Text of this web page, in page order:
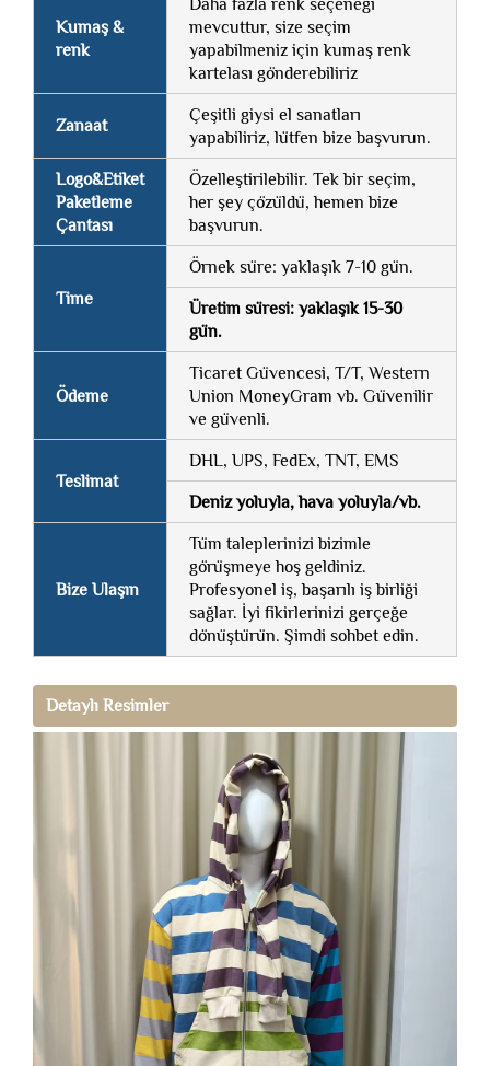
Kumaş &
renk
Daha fazla renk seçeneği
mevcuttur, size seçim
yapabilmeniz için kumaş renk
kartelası gönderebiliriz
Zanaat
Çeşitli giysi el sanatları
yapabiliriz, lütfen bize başvurun.
Logo&Etiket
Paketleme
Çantası
Özelleştirilebilir. Tek bir seçim,
her şey çözüldü, hemen bize
başvurun.
Time
Örnek süre: yaklaşık 7-10 gün.
Üretim süresi: yaklaşık 15-30
gün.
Ödeme
Ticaret Güvencesi, T/T, Western
Union MoneyGram vb. Güvenilir
ve güvenli.
Teslimat
DHL, UPS, FedEx, TNT, EMS
Deniz yoluyla, hava yoluyla/vb.
Bize Ulaşın
Tüm taleplerinizi bizimle
görüşmeye hoş geldiniz.
Profesyonel iş, başarılı iş birliği
sağlar. İyi fikirlerinizi gerçeğe
dönüştürün. Şimdi sohbet edin.
Detaylı Resimler